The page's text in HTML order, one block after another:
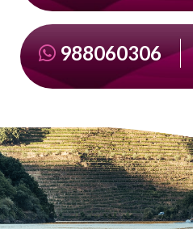
988060306